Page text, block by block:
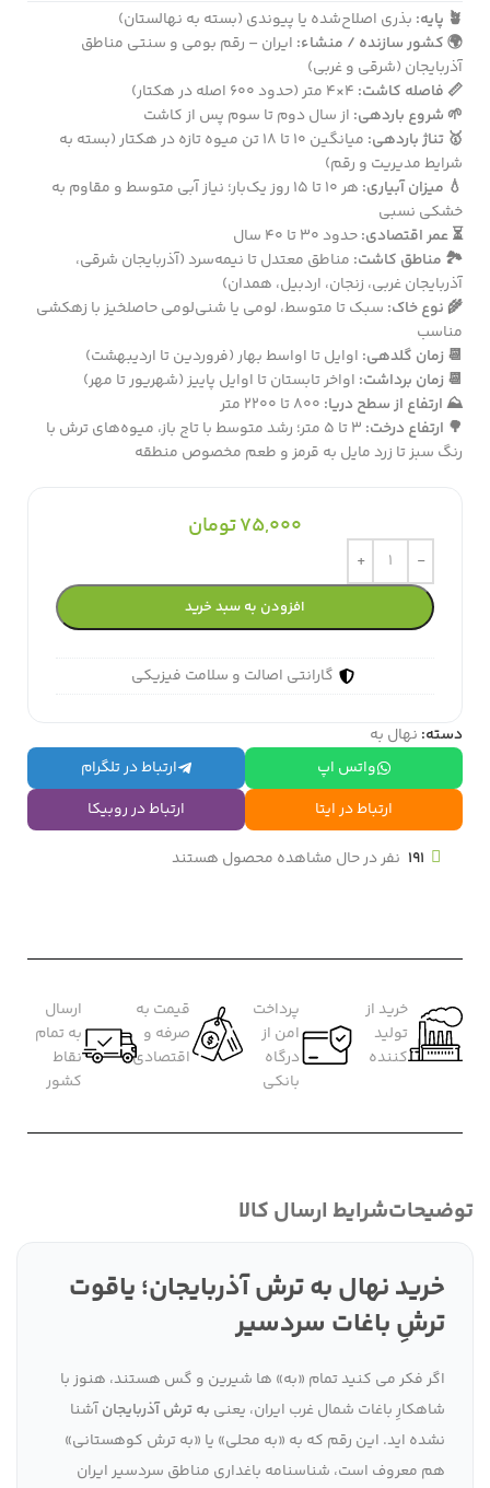
🪴 پایه:
بذری اصلاح‌شده یا پیوندی (بسته به نهالستان)
🌍 کشور سازنده / منشاء: ایران – رقم بومی و سنتی مناطق
آذربایجان (شرقی و غربی)
📏 فاصله کاشت:
🌱 شروع باردهی: از سال دوم تا سوم پس از کاشت
🥇 تناژ باردهی:
میانگین ۱۰ تا ۱۸ تن میوه تازه در هکتار (بسته به
شرایط مدیریت و رقم)
💧 میزان آبیاری:
هر ۱۰ تا ۱۵ روز یک‌بار؛ نیاز آبی متوسط و مقاوم به
خشکی نسبی
⏳ عمر اقتصادی:حدود ۳۰ تا ۴۰ سال
🏞️ مناطق کاشت: مناطق معتدل تا نیمه‌سرد (آذربایجان شرقی،
آذربایجان غربی، زنجان، اردبیل، همدان)
🌾 نوع خاک: سبک تا متوسط، لومی یا شنی‌لومی حاصلخیز با زهکشی
مناسب
📆 زمان گلدهی: اوایل تا اواسط بهار (فروردین تا اردیبهشت)
📆 زمان برداشت: اواخر تابستان تا اوایل پاییز (شهریور تا مهر)
⛰️ ارتفاع از سطح دریا:
🌳 ارتفاع درخت:
۳ تا ۵ متر؛ رشد متوسط با تاج باز، میوه‌های ترش با
رنگ سبز تا زرد مایل به قرمز و طعم مخصوص منطقه
75,000تومان
افزودن به سبد خرید
گارانتی اصالت و سلامت فیزیکی
دسته: نهال به
واتس اپ
ارتباط در تلگرام
ارتباط در ایتا
ارتباط در روبیکا
191 نفر در حال مشاهده محصول هستند
خرید از
تولید
کننده
پرداخت
امن از
درگاه
بانکی
قیمت به
صرفه و
اقتصادی
ارسال
به تمام
نقاط
کشور
توضیحاتشرایط ارسال کالا
خرید نهال به ترش آذربایجان؛ یاقوت
ترشِ باغات سردسیر
اگر فکر می کنید تمام «به» ها شیرین و گس هستند، هنوز با
شاهکارِ باغات شمال غرب ایران، یعنی به ترش آذربایجانآشنا
نشده اید. این رقم که به «به محلی» یا «به ترش کوهستانی»
هم معروف است، شناسنامه باغداری مناطق سردسیر ایران